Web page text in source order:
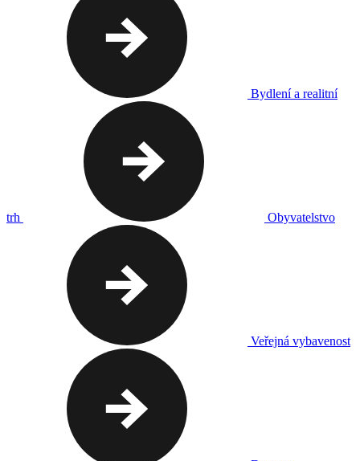
Bydlení a realitní
trh Obyvatelstvo
Veřejná vybavenost